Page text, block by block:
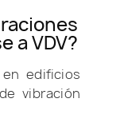
a VDV?
edificios
vibración